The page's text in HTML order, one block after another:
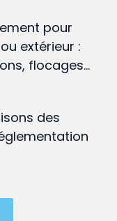
pour
extérieur :
flocages…
des